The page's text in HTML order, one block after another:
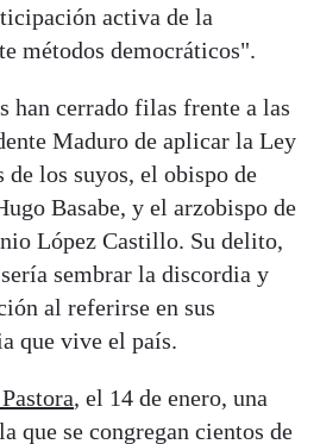
activa de la
métodos democráticos".
han cerrado filas frente a las
Maduro de aplicar la Ley
de los suyos, el obispo de
Basabe, y el arzobispo de
López Castillo. Su delito,
sembrar la discordia y
al referirse en sus
que vive el país.
, el 14 de enero, una
que se congregan cientos de